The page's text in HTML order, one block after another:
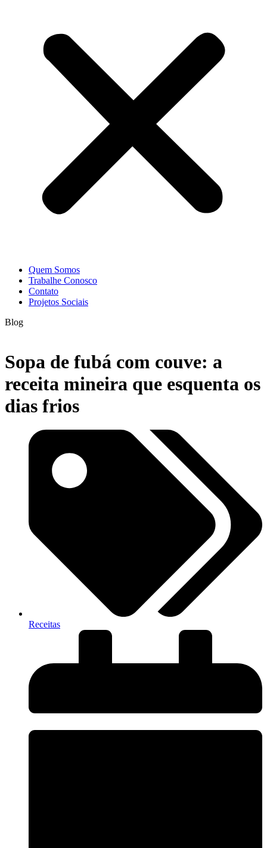
Quem Somos
Trabalhe Conosco
Contato
Projetos Sociais
Blog
Sopa de fubá com couve: a
receita mineira que esquenta os
dias frios
Receitas